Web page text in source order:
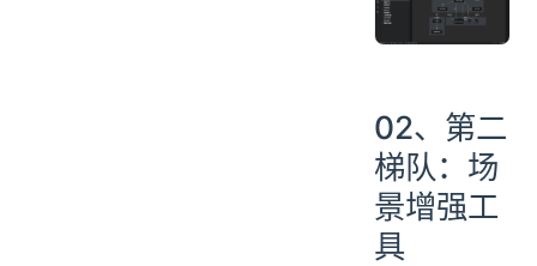
02、第二
梯队：场
景增强工
具